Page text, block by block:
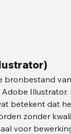
bronbestand
Illustrator.
betekent dat
zonder
voor